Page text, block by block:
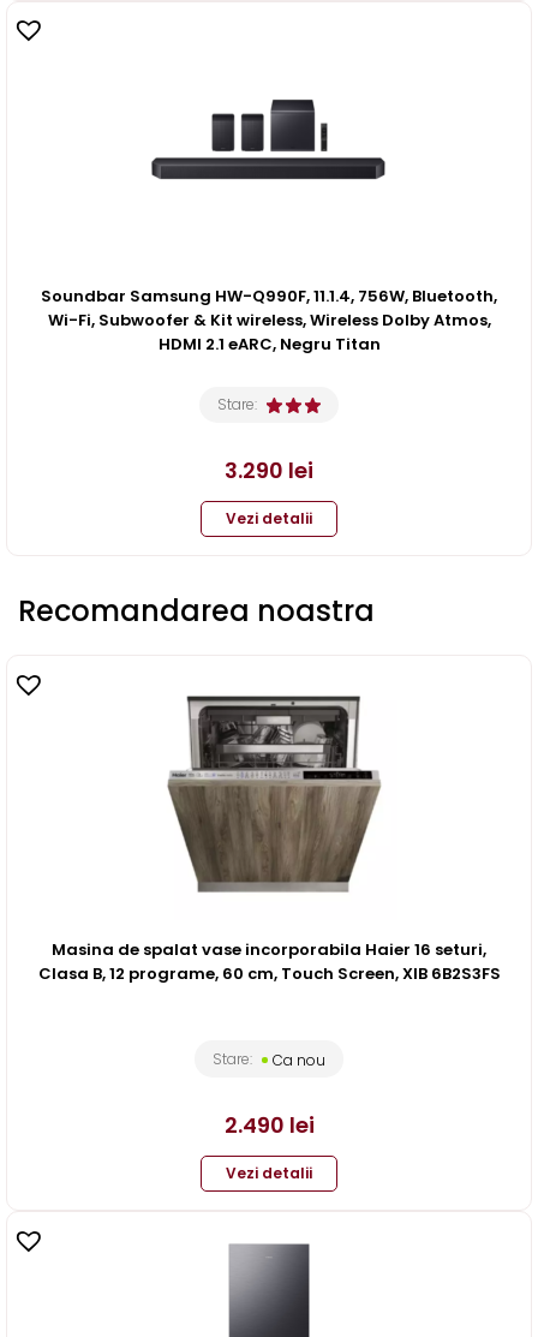
Soundbar Samsung HW-Q990F, 11.1.4, 756W, Bluetooth,
Wi-Fi, Subwoofer & Kit wireless, Wireless Dolby Atmos,
HDMI 2.1 eARC, Negru Titan
Stare:
3.290 lei
Vezi detalii
Recomandarea noastra
Masina de spalat vase incorporabila Haier 16 seturi,
Clasa B, 12 programe, 60 cm, Touch Screen, XIB 6B2S3FS
Stare: Ca nou
2.490 lei
Vezi detalii